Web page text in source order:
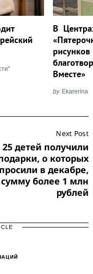
В
Вместе»
by Ekarerina
Next Post
25 детей получили
о которых
просили в декабре,
более 1 млн
рублей